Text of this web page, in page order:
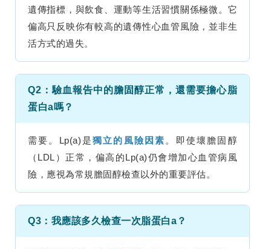
遺傳指標，與飲食、運動等生活習慣關係極微。它
偏高只反映你有較高的遺傳性心血管風險，並非生
活方式的過失。
Q2：驗血報告中的膽固醇正常，還需要擔心脂
蛋白a嗎？
需要。Lp(a)是獨立的風險因素。即使壞膽固醇
（LDL）正常，偏高的Lp(a)仍會增加心血管病風
險，應視為常規膽固醇檢查以外的重要評估。
Q3：我應該多久檢查一次脂蛋白a？